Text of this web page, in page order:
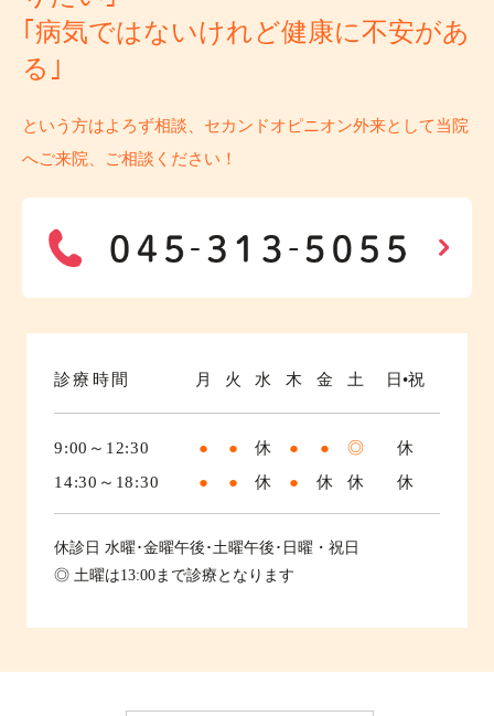
｢病気ではないけれど健康に不安があ
る｣
という方はよろず相談、セカンドオピニオン外来として当院
へご来院、ご相談ください！
診療時間 月 火 水 木 金 土 日•祝
9:00～12:30 ● ● 休 ● ● ◎
休
14:30～18:30
● ● 休 ● 休 休 休
休診日 水曜･金曜午後･土曜午後･日曜・祝日
◎ 土曜は13:00まで診療となります